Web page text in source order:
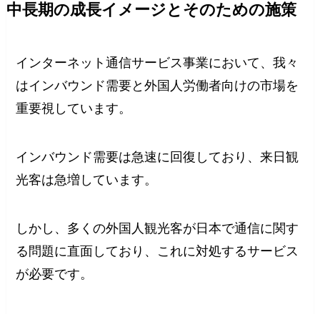
中長期の成長イメージとそのための施策
インターネット通信サービス事業において、我々
はインバウンド需要と外国人労働者向けの市場を
重要視しています。
インバウンド需要は急速に回復しており、来日観
光客は急増しています。
しかし、多くの外国人観光客が日本で通信に関す
る問題に直面しており、これに対処するサービス
が必要です。